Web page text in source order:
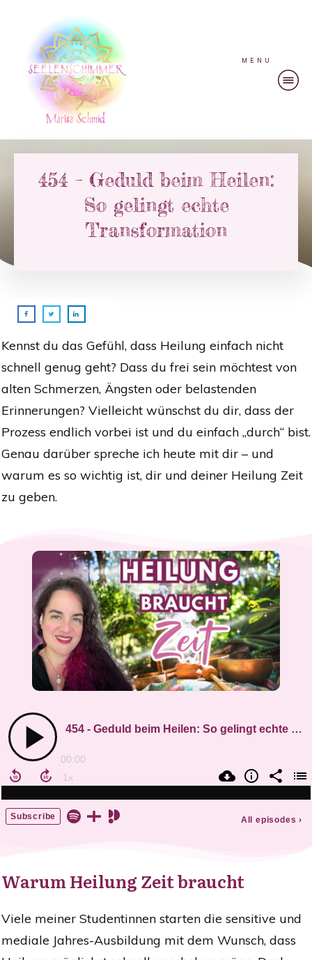
MENU
454 – Geduld beim Heilen:
So gelingt echte
Transformation
Kennst du das Gefühl, dass Heilung einfach nicht
schnell genug geht? Dass du frei sein möchtest von
alten Schmerzen, Ängsten oder belastenden
Erinnerungen? Vielleicht wünschst du dir, dass der
Prozess endlich vorbei ist und du einfach „durch“ bist.
Genau darüber spreche ich heute mit dir – und
warum es so wichtig ist, dir und deiner Heilung Zeit
zu geben.
Warum Heilung Zeit braucht
Viele meiner Studentinnen starten die sensitive und
mediale Jahres-Ausbildung mit dem Wunsch, dass